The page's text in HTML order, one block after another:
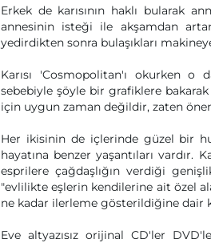
Erkek de karısının haklı bularak
annesinin isteği ile akşamdan
yedirdikten sonra bulaşıkları
Karısı 'Cosmopolitan'ı okurken o
sebebiyle şöyle bir grafiklere
için uygun zaman değildir, zaten
Her ikisinin de içlerinde güzel bir
hayatına benzer yaşantıları vardır.
esprilere çağdaşlığın verdiği
"evlilikte eşlerin kendilerine ait özel
ne kadar ilerleme gösterildiğine dair
Eve altyazısız orijinal CD'ler